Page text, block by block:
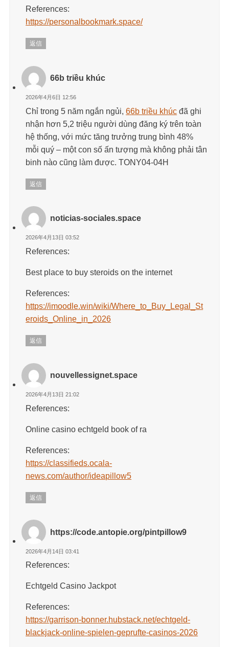
References:
https://personalbookmark.space/
返信
66b triều khúc
2026年4月6日 12:56
Chỉ trong 5 năm ngắn ngủi,66b triều khúc đã ghi
nhận hơn 5,2 triệu người dùng đăng ký trên toàn
hệ thống, với mức tăng trưởng trung bình 48%
mỗi quý – một con số ấn tượng mà không phải tân
binh nào cũng làm được. TONY04-04H
返信
noticias-sociales.space
2026年4月13日 03:52
References:
Best place to buy steroids on the internet
References:
https://imoodle.win/wiki/Where_to_Buy_Legal_St
eroids_Online_in_2026
返信
nouvellessignet.space
2026年4月13日 21:02
References:
Online casino echtgeld book of ra
References:
https://classifieds.ocala-
news.com/author/ideapillow5
返信
https://code.antopie.org/pintpillow9
2026年4月14日 03:41
References:
Echtgeld Casino Jackpot
References:
https://garrison-bonner.hubstack.net/echtgeld-
blackjack-online-spielen-geprufte-casinos-2026